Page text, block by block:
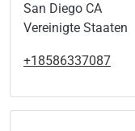
San Diego CA
Vereinigte Staaten
+18586337087